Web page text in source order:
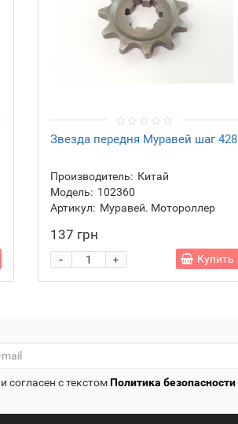
Звезда передня Муравей шаг 428
Производитель: Китай
Модель: 102360
Артикул: Муравей. Мотороллер
137 грн
+
- Купить
согласен с текстомПолитика безопасности